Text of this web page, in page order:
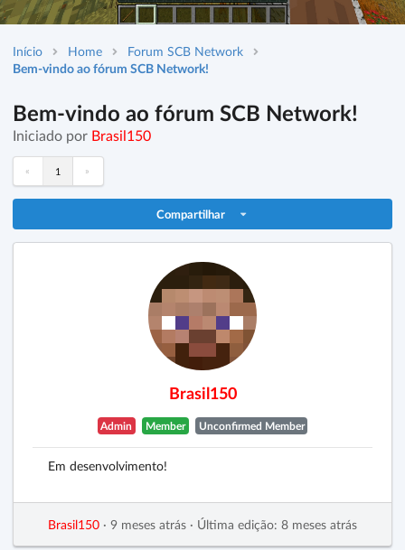
Início Home
Forum SCB Network
Bem-vindo ao fórum SCB Network!
Bem-vindo ao fórum SCB Network!
Iniciado por Brasil150
« 1 »
Compartilhar
Brasil150
Admin Member Unconfirmed Member
Em desenvolvimento!
Brasil150 · 9 meses atrás · Última edição: 8 meses atrás